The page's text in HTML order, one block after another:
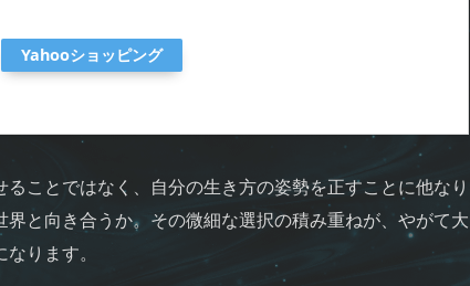
Yahooショッピング
ことではなく、自分の生き方の姿勢を正すことに他なり
と向き合うか。その微細な選択の積み重ねが、やがて大
ります。